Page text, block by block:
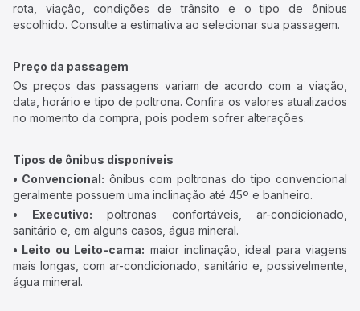
rota, viação, condições de trânsito e o tipo de ônibus
escolhido. Consulte a estimativa ao selecionar sua passagem.
Preço da passagem
Os preços das passagens variam de acordo com a viação,
data, horário e tipo de poltrona. Confira os valores atualizados
no momento da compra, pois podem sofrer alterações.
Tipos de ônibus disponíveis
• Convencional: ônibus com poltronas do tipo convencional
geralmente possuem uma inclinação até 45º e banheiro.
• Executivo: poltronas confortáveis, ar-condicionado,
sanitário e, em alguns casos, água mineral.
• Leito ou Leito-cama: maior inclinação, ideal para viagens
mais longas, com ar-condicionado, sanitário e, possivelmente,
água mineral.